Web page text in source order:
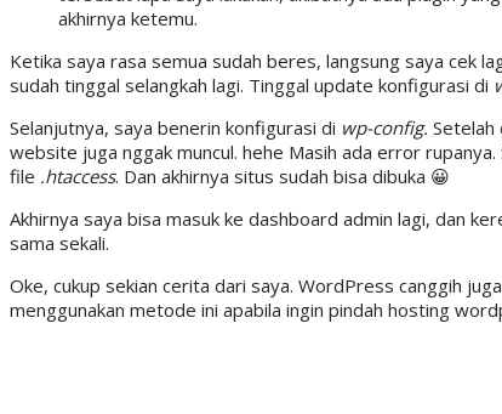
akhirnya ketemu.
Ketika saya rasa semua sudah beres, langsung saya cek
sudah tinggal selangkah lagi. Tinggal update konfigurasi di
Selanjutnya, saya benerin konfigurasi di wp-config. Setelah
website juga nggak muncul. hehe Masih ada error
file .htaccess. Dan akhirnya situs sudah bisa dibuka 😀
Akhirnya saya bisa masuk ke dashboard admin lagi, dan
sama sekali.
Oke, cukup sekian cerita dari saya. WordPress canggih
menggunakan metode ini apabila ingin pindah hosting